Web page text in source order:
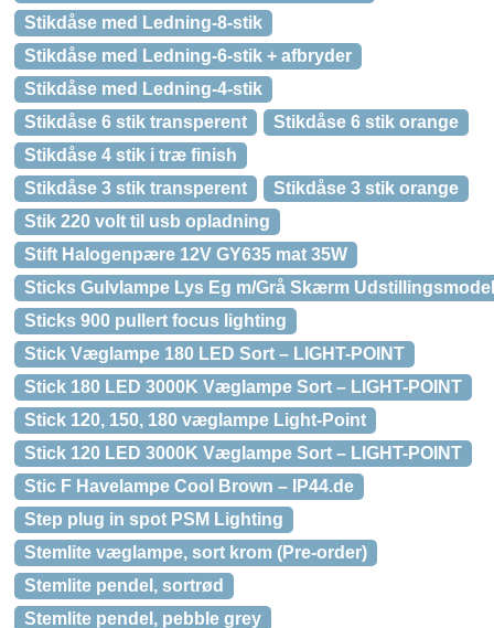
Stikdåse med Ledning-8-stik
Stikdåse med Ledning-6-stik + afbryder
Stikdåse med Ledning-4-stik
Stikdåse 6 stik transperent
Stikdåse 6 stik orange
Stikdåse 4 stik i træ finish
Stikdåse 3 stik transperent
Stikdåse 3 stik orange
Stik 220 volt til usb opladning
Stift Halogenpære 12V GY635 mat 35W
Sticks Gulvlampe Lys Eg m/Grå Skærm Udstillingsmodel
Sticks 900 pullert focus lighting
Stick Væglampe 180 LED Sort – LIGHT-POINT
Stick 180 LED 3000K Væglampe Sort – LIGHT-POINT
Stick 120, 150, 180 væglampe Light-Point
Stick 120 LED 3000K Væglampe Sort – LIGHT-POINT
Stic F Havelampe Cool Brown – IP44.de
Step plug in spot PSM Lighting
Stemlite væglampe, sort krom (Pre-order)
Stemlite pendel, sortrød
Stemlite pendel, pebble grey